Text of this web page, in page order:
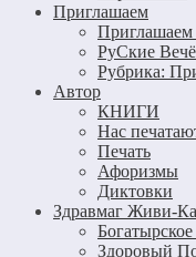
Приглашаем
Приглашаем
РуСкие
Рубрика:
Автор
КНИГИ
Нас
Печать
Афоризмы
Диктовки
Здравмаг Живи-
Здоровый